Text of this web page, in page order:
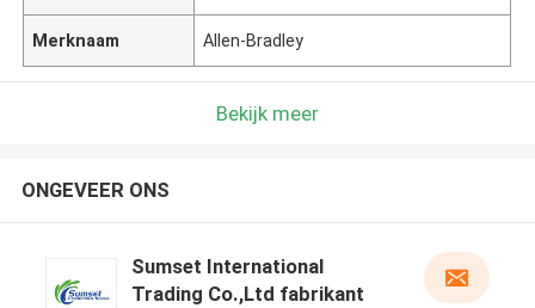
Merknaam Allen-Bradley
Bekijk meer
ONGEVEER ONS
Sumset International
Trading Co.,Ltd fabrikant